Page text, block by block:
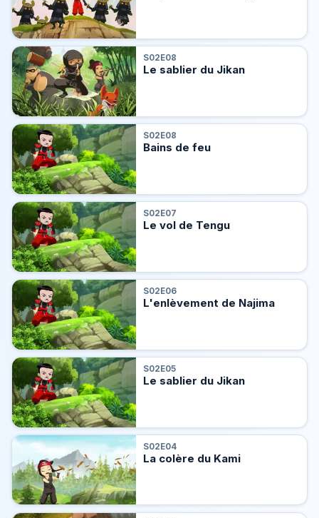
S02E08
Le sablier du Jikan
S02E08
Bains de feu
S02E07
Le vol de Tengu
S02E06
L'enlèvement de Najima
S02E05
Le sablier du Jikan
S02E04
La colère du Kami